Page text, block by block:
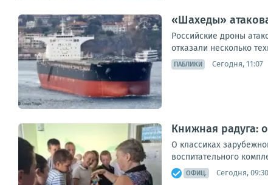
«Шахеды»
Российские дроны
отказали несколько
ПАБЛИКИ Сегодня, 11:07
Книжная радуга:
О классиках
воспитательного
ОФИЦ. Сегодня, 09:30